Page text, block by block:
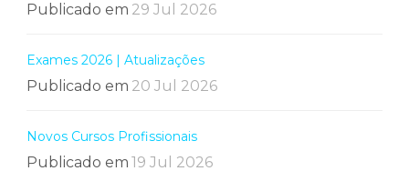
Publicado em 29 Jul 2026
Exames 2026 | Atualizações
Publicado em 20 Jul 2026
Novos Cursos Profissionais
Publicado em 19 Jul 2026